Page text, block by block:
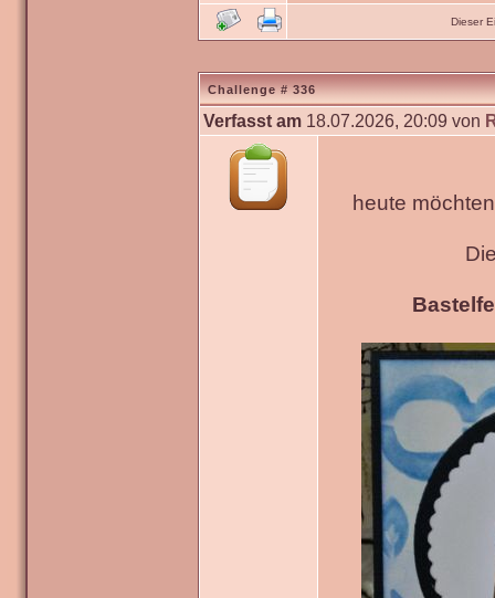
Dieser
Challenge # 336
Verfasst am 18.07.2026, 20:09 von
heute